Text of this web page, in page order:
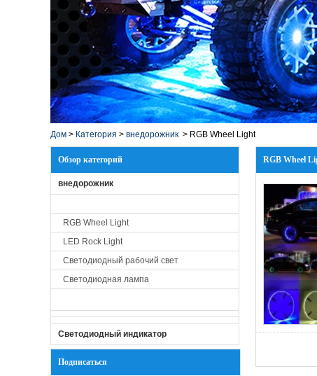
Дом > Категория > внедорожник > RGB Wheel Light
Обзор категорий
внедорожник
RGB Wheel Light
LED Rock Light
Светодиодный рабочий свет
Светодиодная лампа
Светодиодный индикатор
Подписаться
RGB Wheel